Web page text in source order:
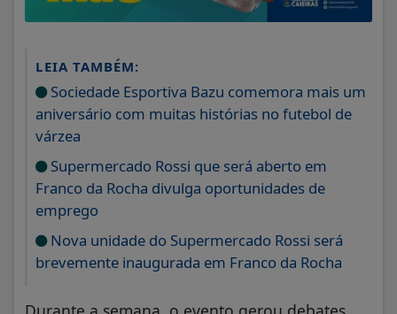
LEIA TAMBÉM:
Sociedade Esportiva Bazu comemora mais um
aniversário com muitas histórias no futebol de
várzea
Supermercado Rossi que será aberto em
Franco da Rocha divulga oportunidades de
emprego
Nova unidade do Supermercado Rossi será
brevemente inaugurada em Franco da Rocha